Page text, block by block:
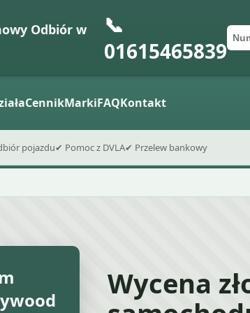
Odbiór w
📞
01615465839
CennikMarkiFAQKontakt
pojazdu✔ Pomoc z DVLA✔ Przelew bankowy
Wycena